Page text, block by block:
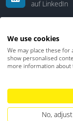
auf LinkedIn
We use cookies
We may place these
show personalised
more information about
No, adjust